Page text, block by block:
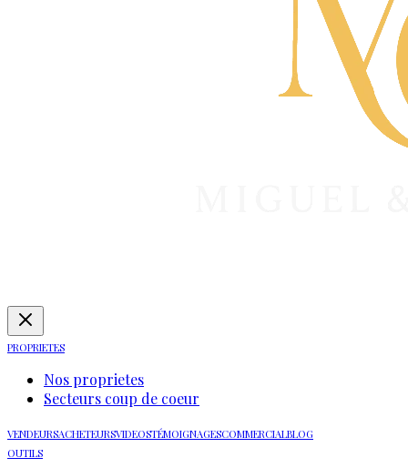
PROPRIETES
Nos proprietes
Secteurs coup de coeur
VENDEURSACHETEURSVIDEOSTÉMOIGNAGESCOMMERCIALBLOG
OUTILS